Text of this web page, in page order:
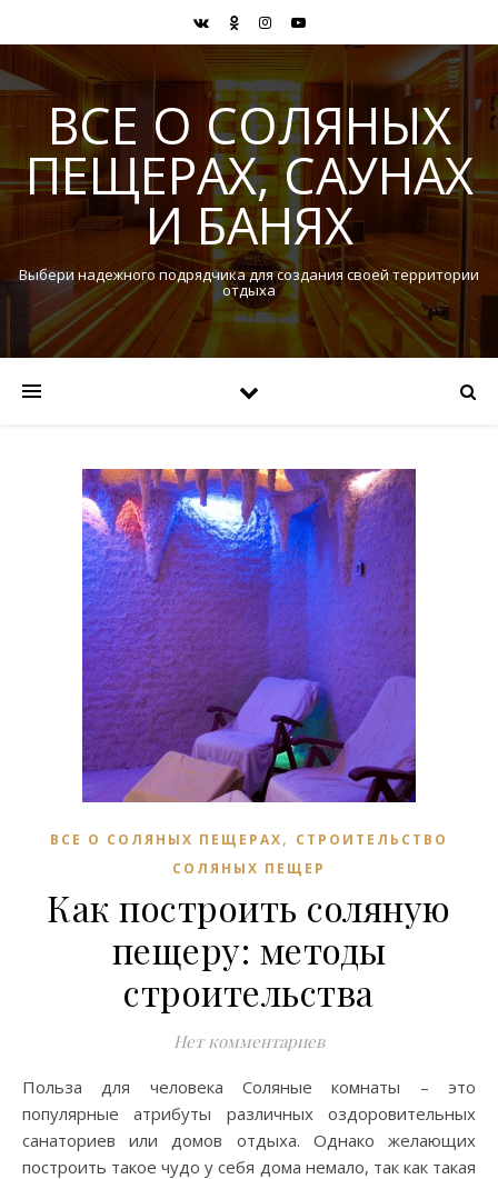
ВСЕ О СОЛЯНЫХ
ПЕЩЕРАХ, САУНАХ
И БАНЯХ
Выбери надежного подрядчика для создания своей территории
отдыха
ВСЕ О СОЛЯНЫХ ПЕЩЕРАХ, СТРОИТЕЛЬСТВО
СОЛЯНЫХ ПЕЩЕР
Как построить соляную
пещеру: методы
строительства
Нет комментариев
Польза для человека Соляные комнаты – это
популярные атрибуты различных оздоровительных
санаториев или домов отдыха. Однако желающих
построить такое чудо у себя дома немало, так как такая